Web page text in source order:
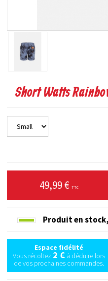
Short Watts
49,99 € TTC
Produit en stock,
Espace fidélité
Vous récoltez 2 €à déduire lors
de vos prochaines commandes.